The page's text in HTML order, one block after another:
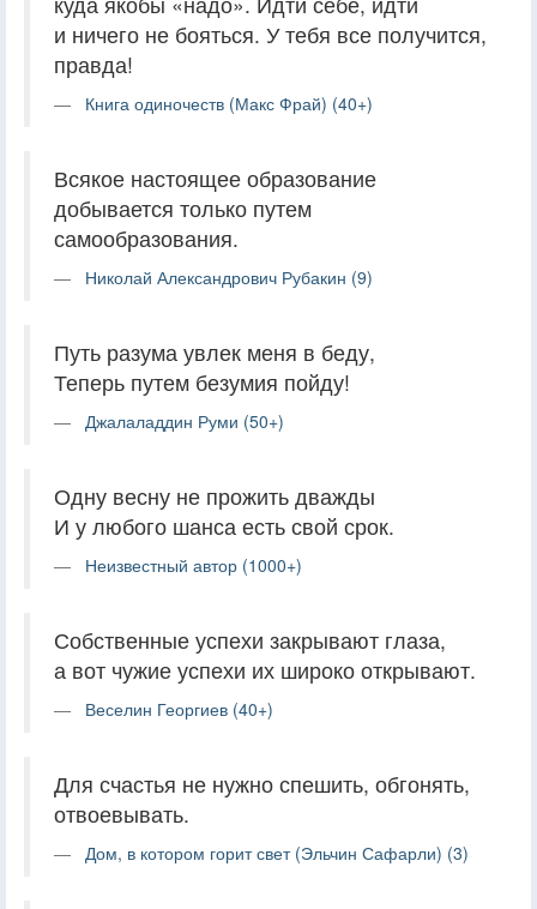
и ничего не бояться. У тебя все получится,
правда!
Книга одиночеств (Макс Фрай) (40+)
Всякое настоящее образование
добывается только путем
самообразования.
Николай Александрович Рубакин (9)
Путь разума увлек меня в беду,
Теперь путем безумия пойду!
Джалаладдин Руми (50+)
Одну весну не прожить дважды
И у любого шанса есть свой срок.
Неизвестный автор (1000+)
Собственные успехи закрывают глаза,
а вот чужие успехи их широко открывают.
Веселин Георгиев (40+)
Для счастья не нужно спешить, обгонять,
отвоевывать.
Дом, в котором горит свет (Эльчин Сафарли) (3)